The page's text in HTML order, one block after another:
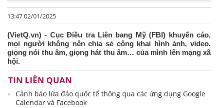
13:47 02/01/2025
(VietQ.vn) - Cục Điều tra Liên bang Mỹ (FBI) khuyến cáo,
mọi người không nên chia sẻ công khai hình ảnh, video,
giọng nói thu âm, giọng hát thu âm… của mình lên mạng xã
hội.
TIN LIÊN QUAN
Cảnh báo lừa đảo quốc tế thông qua các ứng dụng Google
Calendar và Facebook